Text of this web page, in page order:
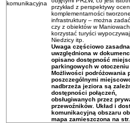
komunikacyjna
przykład z perspektywy
komplementarności
infrastruktury – można
czy z obiektów w
korzystać turyści
Niedzicy itp.
Uwaga częściowo zasadna,
uwzględniona w
opisano dostępność
parkingowych w otoczeniu
Możliwości podróżowania
poszczególnymi
nadbrzeża jeziora są
dostępności połączeń,
obsługiwanych przez
przewoźników. Układ i
komunikacyjną obszaru
mapa zamieszczona na str.